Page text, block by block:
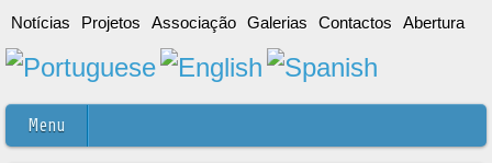
Notícias Projetos Associação Galerias Contactos Abertura
Menu